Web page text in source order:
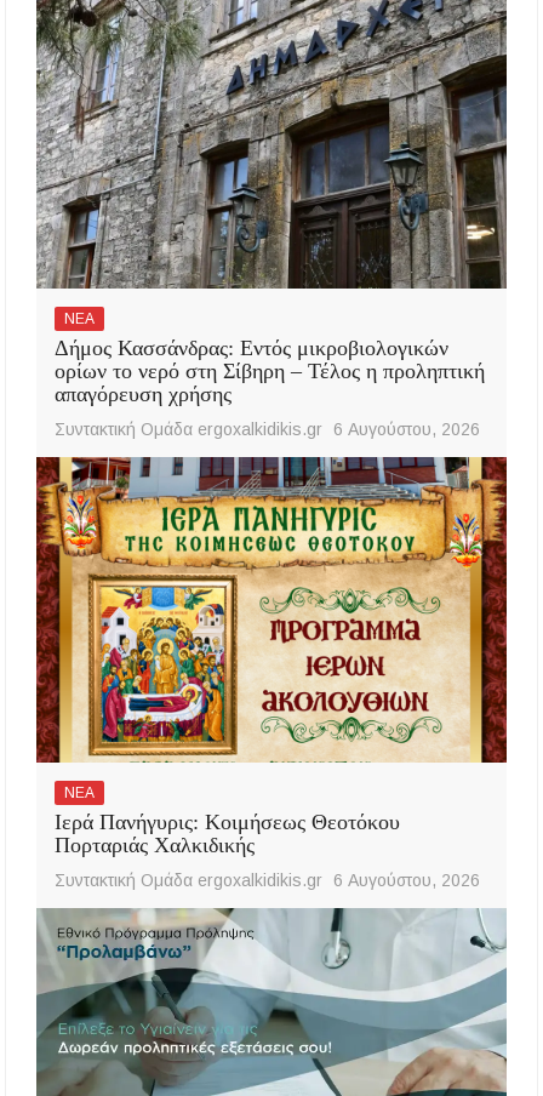
ΝΕΑ
Δήμος Κασσάνδρας: Εντός μικροβιολογικών
ορίων το νερό στη Σίβηρη – Τέλος η προληπτική
απαγόρευση χρήσης
Συντακτική Ομάδα ergoxalkidikis.gr 6 Αυγούστου, 2026
ΝΕΑ
Ιερά Πανήγυρις: Κοιμήσεως Θεοτόκου
Πορταριάς Χαλκιδικής
Συντακτική Ομάδα ergoxalkidikis.gr 6 Αυγούστου, 2026